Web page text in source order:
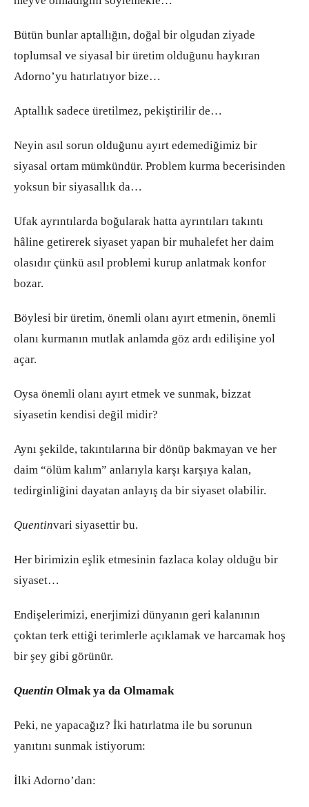
Bütün bunlar aptallığın, doğal bir olgudan ziyade
toplumsal ve siyasal bir üretim olduğunu haykıran
Adorno’yu hatırlatıyor bize…
Aptallık sadece üretilmez, pekiştirilir de…
Neyin asıl sorun olduğunu ayırt edemediğimiz bir
siyasal ortam mümkündür. Problem kurma becerisinden
yoksun bir siyasallık da…
Ufak ayrıntılarda boğularak hatta ayrıntıları takıntı
hâline getirerek siyaset yapan bir muhalefet her daim
olasıdır çünkü asıl problemi kurup anlatmak konfor
bozar.
Böylesi bir üretim, önemli olanı ayırt etmenin, önemli
olanı kurmanın mutlak anlamda göz ardı edilişine yol
açar.
Oysa önemli olanı ayırt etmek ve sunmak, bizzat
siyasetin kendisi değil midir?
Aynı şekilde, takıntılarına bir dönüp bakmayan ve her
daim “ölüm kalım” anlarıyla karşı karşıya kalan,
tedirginliğini dayatan anlayış da bir siyaset olabilir.
Quentinvari siyasettir bu.
Her birimizin eşlik etmesinin fazlaca kolay olduğu bir
siyaset…
Endişelerimizi, enerjimizi dünyanın geri kalanının
çoktan terk ettiği terimlerle açıklamak ve harcamak hoş
bir şey gibi görünür.
Quentin Olmak ya da Olmamak
Peki, ne yapacağız? İki hatırlatma ile bu sorunun
yanıtını sunmak istiyorum:
İlki Adorno’dan: